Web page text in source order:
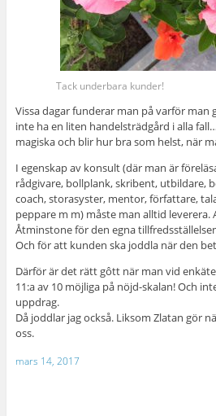
Tack underbara kunder!
Vissa dagar funderar man på varför man
inte ha en liten handelsträdgård i alla
magiska och blir hur bra som helst, när
I egenskap av konsult (där man är
rådgivare, bollplank, skribent, utbildare,
coach, storasyster, mentor, författare,
peppare m m) måste man alltid leverera.
Åtminstone för den egna
Och för att kunden ska joddla när den
Därför är det rätt gôtt när man vid
11:a av 10 möjliga på nöjd-skalan! Och
uppdrag.
Då joddlar jag också. Liksom Zlatan gör
oss.
mars 14, 2017